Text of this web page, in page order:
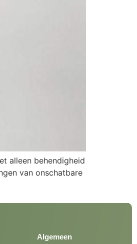
alleen behendigheid
van onschatbare
Algemeen